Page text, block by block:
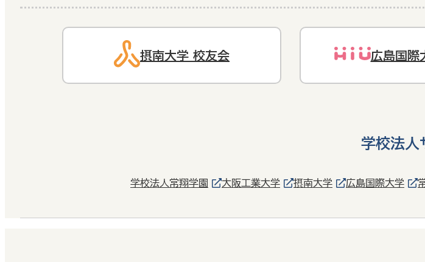
摂南大学 校友会 広島国際
学校法人
学校法人常翔学園 大阪工業大学 摂南大学 広島国際大学